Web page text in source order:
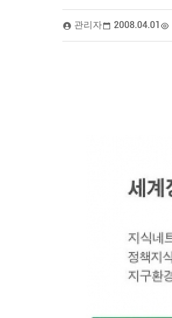
관리자 2008.04.01